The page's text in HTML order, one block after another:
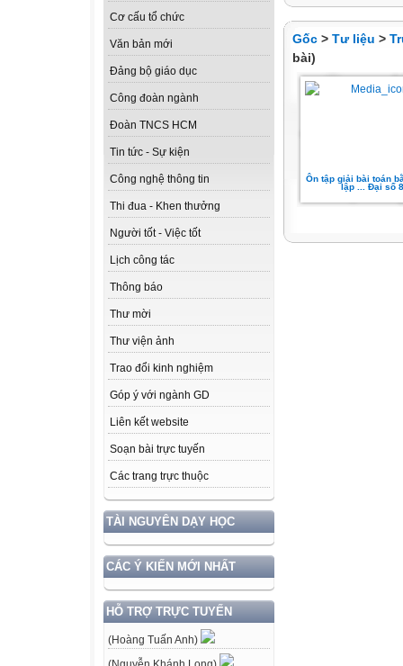
Cơ cấu tổ chức
Văn bản mới
Đảng bộ giáo dục
Công đoàn ngành
Đoàn TNCS HCM
Tin tức - Sự kiện
Công nghệ thông tin
Thi đua - Khen thưởng
Người tốt - Việc tốt
Lịch công tác
Thông báo
Thư mời
Thư viện ảnh
Trao đổi kinh nghiệm
Góp ý với ngành GD
Liên kết website
Soạn bài trực tuyến
Các trang trực thuộc
TÀI NGUYÊN DẠY HỌC
CÁC Ý KIẾN MỚI NHẤT
HỖ TRỢ TRỰC TUYẾN
(Hoàng Tuấn Anh)
Gốc > Tư liệu >
bài)
Ôn tập giải bài toán
lập ... Đại số 8